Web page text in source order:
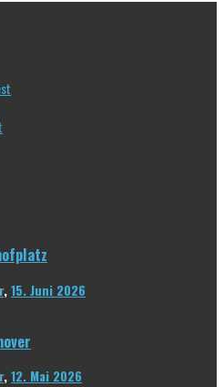
,15. Juni 2026
,12. Mai 2026